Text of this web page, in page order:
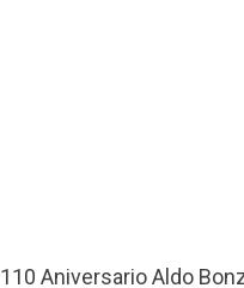
110 Aniversario Aldo